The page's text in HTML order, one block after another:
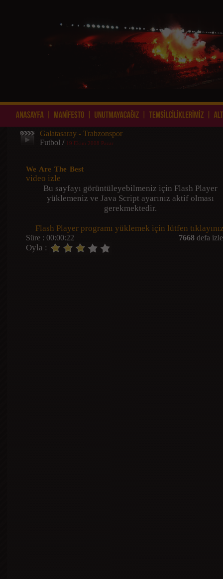
Galatasaray - Trabzonspor
Futbol / 19 Ekim 2008 Pazar
We Are The Best
video izle
Bu sayfayı görüntüleyebilmeniz için Flash Player
yüklemeniz ve Java Script ayarınız aktif olması
gerekmektedir.
Flash Player programı yüklemek için lütfen
Süre : 00:00:22 7668 defa
Oyla :